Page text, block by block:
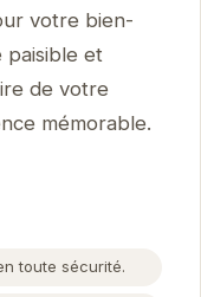
votre bien-
paisible et
de votre
mémorable.
toute sécurité.